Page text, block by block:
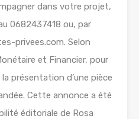
dans votre projet,
0682437418 ou, par
privees.com. Selon
et Financier, pour
présentation d’une pièce
Cette annonce a été
éditoriale de Rosa